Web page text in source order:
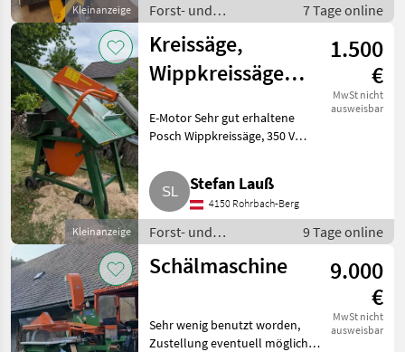
Kleinanzeige
Forst- und
Holztechnik /
Kreissägen
7 Tage online
Kleinanzeige
Kreissäge,
Wippkreissäge
1.500
€
MwSt nicht
ausweisbar
E-Motor Sehr gut erhaltene
Posch Wippkreissäge, 350 V
Holztechnik Kreissägen
Stefan Lauß
4150 Rohrbach-Berg
Forst- und
Holztechnik /
Kreissägen
9 Tage online
Schälmaschine
9.000
€
MwSt nicht
ausweisbar
Sehr wenig benutzt worden,
Zustellung eventuell möglich.